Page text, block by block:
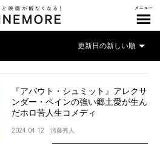
『アバウト・シュミット』アレクサ
ンダー・ペインの強い郷土愛が生ん
だホロ苦人生コメディ
2024.04.12 清藤秀人